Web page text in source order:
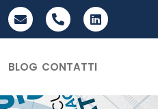
BLOG CONTATTI